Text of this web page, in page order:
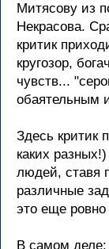
Митясову из
Некрасова.
критик
кругозор,
чувств...
обаятельным
Здесь критик
каких
людей, ставя
различные
это еще ровно
В самом деле: